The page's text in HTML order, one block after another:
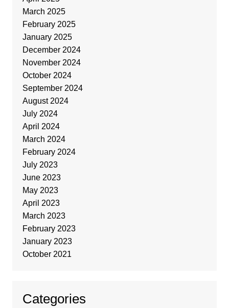
March 2025
February 2025
January 2025
December 2024
November 2024
October 2024
September 2024
August 2024
July 2024
April 2024
March 2024
February 2024
July 2023
June 2023
May 2023
April 2023
March 2023
February 2023
January 2023
October 2021
Categories